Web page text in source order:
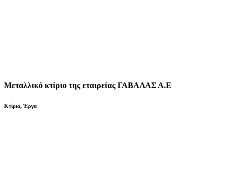
Μεταλλικό κτίριο της εταιρείας ΓΑΒΑΛΑΣ Α.Ε
Κτίρια,Έργα